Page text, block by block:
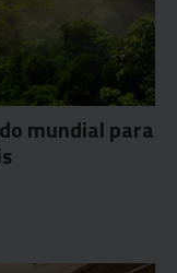
mundial para